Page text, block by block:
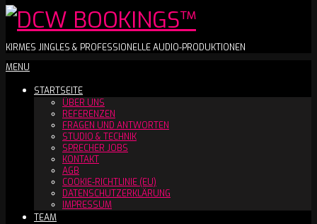
DCW
BOOKINGS™
KIRMES JINGLES & PROFESSIONELLE AUDIO-PRODUKTIONEN
Secondary
Menu
MENU
STARTSEITE
ÜBER UNS
REFERENZEN
FRAGEN UND ANTWORTEN
STUDIO & TECHNIK
SPRECHER JOBS
KONTAKT
AGB
COOKIE-RICHTLINIE (EU)
DATENSCHUTZERKLÄRUNG
IMPRESSUM
TEAM